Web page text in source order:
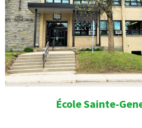
École Sainte-